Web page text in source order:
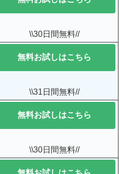
\\30日間無料//
無料お試しはこちら
\\31日間無料//
無料お試しはこちら
\\30日間無料//